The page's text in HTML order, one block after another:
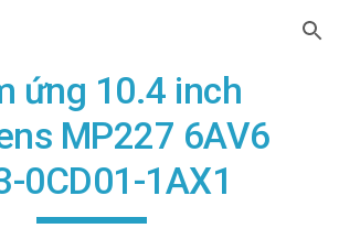
Skip to navigation
ứng 10.4 inch
MP227 6AV6
0CD01-1AX1